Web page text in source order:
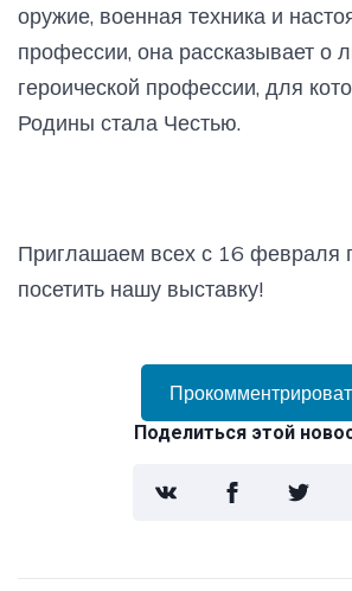
оружие, военная техника и
профессии, она рассказывает о
героической профессии, для
Родины стала Честью.
Приглашаем всех с 16 февраля
посетить нашу выставку!
Поделиться этой